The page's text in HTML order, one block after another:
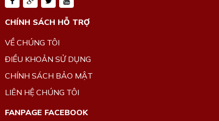
CHÍNH SÁCH HỖ TRỢ
VỀ CHÚNG TÔI
ĐIỀU KHOẢN SỬ DỤNG
CHÍNH SÁCH BẢO MẬT
LIÊN HỆ CHÚNG TÔI
FANPAGE FACEBOOK